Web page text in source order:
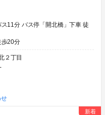
11分 バス停「開北橋」下車 徒
歩20分
２丁目
-